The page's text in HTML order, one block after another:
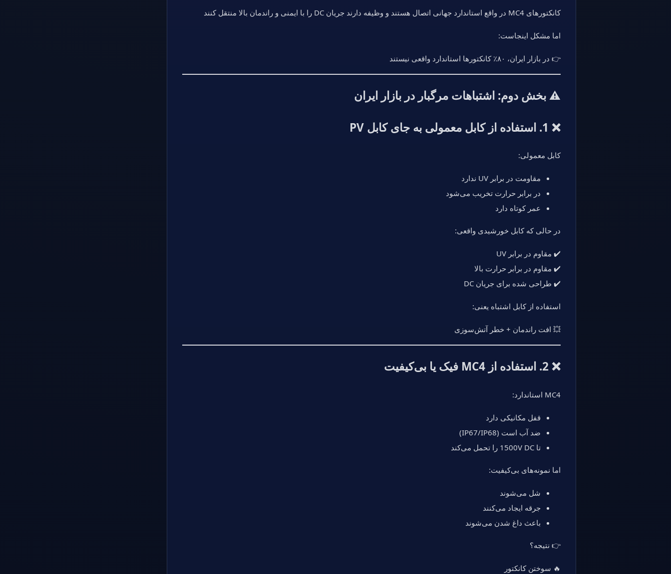
کانکتورهای MC4 در واقع استاندارد جهانی اتصال هستند و وظیفه دارند جریان DC را با ایمنی و راندمان بالا منتقل کنند
اما مشکل اینجاست:
👉 در بازار ایران، ۸۰٪ کانکتورها استاندارد واقعی نیستند
⚠️ بخش دوم: اشتباهات مرگبار در بازار ایران
❌ 1. استفاده از کابل معمولی به جای کابل PV
کابل معمولی:
مقاومت در برابر UV ندارد
در برابر حرارت تخریب می‌شود
عمر کوتاه دارد
در حالی که کابل خورشیدی واقعی:
✔️ مقاوم در برابر UV
✔️ مقاوم در برابر حرارت بالا
✔️ طراحی شده برای جریان DC
استفاده از کابل اشتباه یعنی:
💥 افت راندمان + خطر آتش‌سوزی
❌ 2. استفاده از MC4 فیک یا بی‌کیفیت
MC4 استاندارد:
قفل مکانیکی دارد
ضد آب است (IP67/IP68)
تا 1500V DC را تحمل می‌کند
اما نمونه‌های بی‌کیفیت:
شل می‌شوند
جرقه ایجاد می‌کنند
باعث داغ شدن می‌شوند
👉 نتیجه؟
🔥 سوختن کانکتور